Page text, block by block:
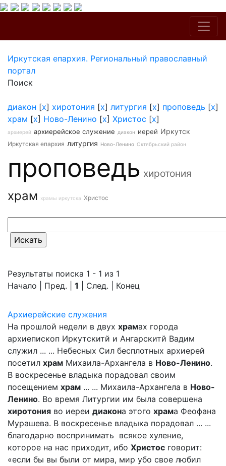
Иркутская епархия. Региональный православный
портал
Поиск
диакон [x] хиротония [x] литургия [x] проповедь [x]
храм [x] Ново-Ленино [x] Христос [x]
архиерей архиерейское служение диакон иерей Иркутск
Иркутская епархия литургия Ново-Ленино Октябрьский район
проповедь хиротония
храм храмы иркутска Христос
Результаты поиска 1 - 1 из 1
Начало | Пред. | 1 | След. | Конец
Архиерейские служения
На прошлой недели в двух храмах города
архиепископ Иркутскитй и Ангарскитй Вадим
служил ... ... Небесных Сил бесплотных архиерей
посетил храм Михаила-Архангела в Ново-Ленино.
В воскресенье владыка порадовал своим
посещением храм ... ... Михаила-Архангела в Ново-
Ленино. Во время Литургии им была совершена
хиротония во иереи диакона этого храма Феофана
Мурашева. В воскресенье владыка порадовал ... ...
благодарно воспринимать всякое хуление,
которое на нас приходит, ибо Христос говорит:
«если бы вы были от мира, мир убо свое любил